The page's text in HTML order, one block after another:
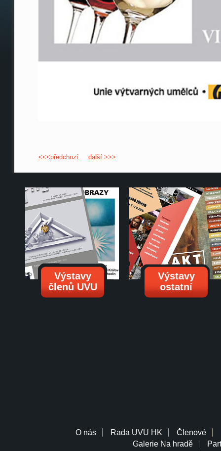
<<<předchozí další >>>
Výstavy
členů UVU
Výstavy
ostatní
O nás Rada UVU HK Členové
Galerie Na hradě